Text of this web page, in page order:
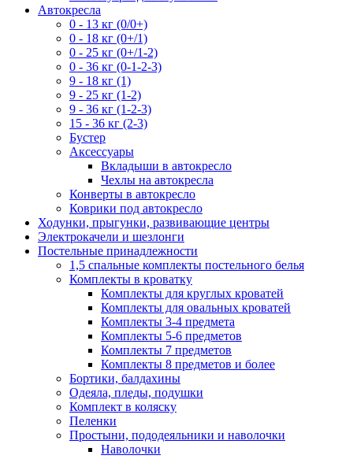
Автокресла
0 - 13 кг (0/0+)
0 - 18 кг (0+/1)
0 - 25 кг (0+/1-2)
0 - 36 кг (0-1-2-3)
9 - 18 кг (1)
9 - 25 кг (1-2)
9 - 36 кг (1-2-3)
15 - 36 кг (2-3)
Бустер
Аксессуары
Вкладыши в автокресло
Чехлы на автокресла
Конверты в автокресло
Коврики под автокресло
Ходунки, прыгунки, развивающие центры
Электрокачели и шезлонги
Постельные принадлежности
1,5 спальные комплекты постельного белья
Комплекты в кроватку
Комплекты для круглых кроватей
Комплекты для овальных кроватей
Комплекты 3-4 предмета
Комплекты 5-6 предметов
Комплекты 7 предметов
Комплекты 8 предметов и более
Бортики, балдахины
Одеяла, пледы, подушки
Комплект в коляску
Пеленки
Простыни, пододеяльники и наволочки
Наволочки